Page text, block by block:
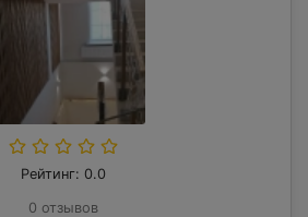
Рейтинг: 0.0
0 отзывов